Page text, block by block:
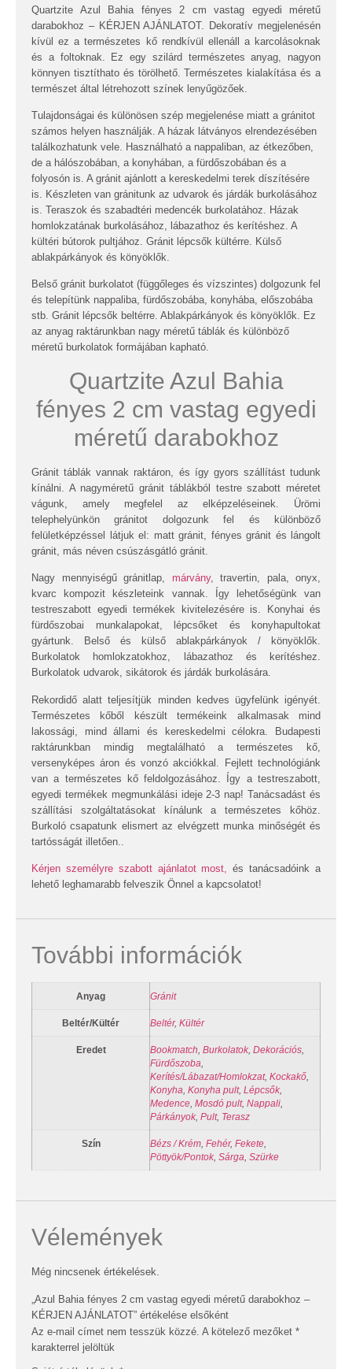
Quartzite Azul Bahia fényes 2 cm vastag egyedi méretű
darabokhoz – KÉRJEN AJÁNLATOT. Dekoratív megjelenésén
kívül ez a természetes kő rendkívül ellenáll a karcolásoknak
és a foltoknak. Ez egy szilárd természetes anyag, nagyon
könnyen tisztíthato és törölhető. Természetes kialakítása és a
természet által létrehozott színek lenyűgözőek.
Tulajdonságai és különösen szép megjelenése miatt a gránitot
számos helyen használják. A házak látványos elrendezésében
találkozhatunk vele. Használható a nappaliban, az étkezőben,
de a hálószobában, a konyhában, a fürdőszobában és a
folyosón is. A gránit ajánlott a kereskedelmi terek díszítésére
is. Készleten van gránitunk az udvarok és járdák burkolásához
is. Teraszok és szabadtéri medencék burkolatához. Házak
homlokzatának burkolásához, lábazathoz és kerítéshez. A
kültéri bútorok pultjához. Gránit lépcsők kültérre. Külső
ablakpárkányok és könyöklők.
Belső gránit burkolatot (függőleges és vízszintes) dolgozunk fel
és telepítünk nappaliba, fürdőszobába, konyhába, előszobába
stb. Gránit lépcsők beltérre. Ablakpárkányok és könyöklők. Ez
az anyag raktárunkban nagy méretű táblák és különböző
méretű burkolatok formájában kapható.
Quartzite Azul Bahia
fényes 2 cm vastag egyedi
méretű darabokhoz
Gránit táblák vannak raktáron, és így gyors szállítást tudunk
kínálni. A nagyméretű gránit táblákból testre szabott méretet
vágunk, amely megfelel az elképzeléseinek. Ürömi
telephelyünkön gránitot dolgozunk fel és különböző
felületképzéssel látjuk el: matt gránit, fényes gránit és lángolt
gránit, más néven csúszásgátló gránit.
Nagy mennyiségű gránitlap, márvány, travertin, pala, onyx,
kvarc kompozit készleteink vannak. Így lehetőségünk van
testreszabott egyedi termékek kivitelezésére is. Konyhai és
fürdőszobai munkalapokat, lépcsőket és konyhapultokat
gyártunk. Belső és külső ablakpárkányok / könyöklők.
Burkolatok homlokzatokhoz, lábazathoz és kerítéshez.
Burkolatok udvarok, sikátorok és járdák burkolására.
Rekordidő alatt teljesítjük minden kedves ügyfelünk igényét.
Természetes kőből készült termékeink alkalmasak mind
lakossági, mind állami és kereskedelmi célokra. Budapesti
raktárunkban mindig megtalálható a természetes kő,
versenyképes áron és vonzó akciókkal. Fejlett technológiánk
van a természetes kő feldolgozásához. Így a testreszabott,
egyedi termékek megmunkálási ideje 2-3 nap! Tanácsadást és
szállítási szolgáltatásokat kínálunk a természetes kőhöz.
Burkoló csapatunk elismert az elvégzett munka minőségét és
tartósságát illetően..
Kérjen személyre szabott ajánlatot most,
és tanácsadóink a
lehető leghamarabb felveszik Önnel a kapcsolatot!
További információk
Anyag Gránit
Beltér/Kültér Beltér, Kültér
Eredet Bookmatch Burkolatok Dekorációs
Fürdőszoba
Kerítés/Lábazat/Homlokzat, Kockakő
Konyha Konyha pult, Lépcsők
Medence Mosdó pult, Nappali
Párkányok Pult, Terasz
Szín Bézs / Krém Fehér, Fekete
Pöttyök/Pontok Sárga Szürke
Vélemények
Még nincsenek értékelések.
„Azul Bahia fényes 2 cm vastag egyedi méretű darabokhoz –
KÉRJEN AJÁNLATOT” értékelése elsőként
Az e-mail címet nem tesszük közzé. A kötelező mezőket *
karakterrel jelöltük